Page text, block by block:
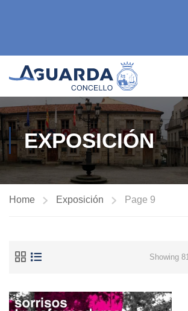
EXPOSICIÓN
Home Exposición Page 9
Showing